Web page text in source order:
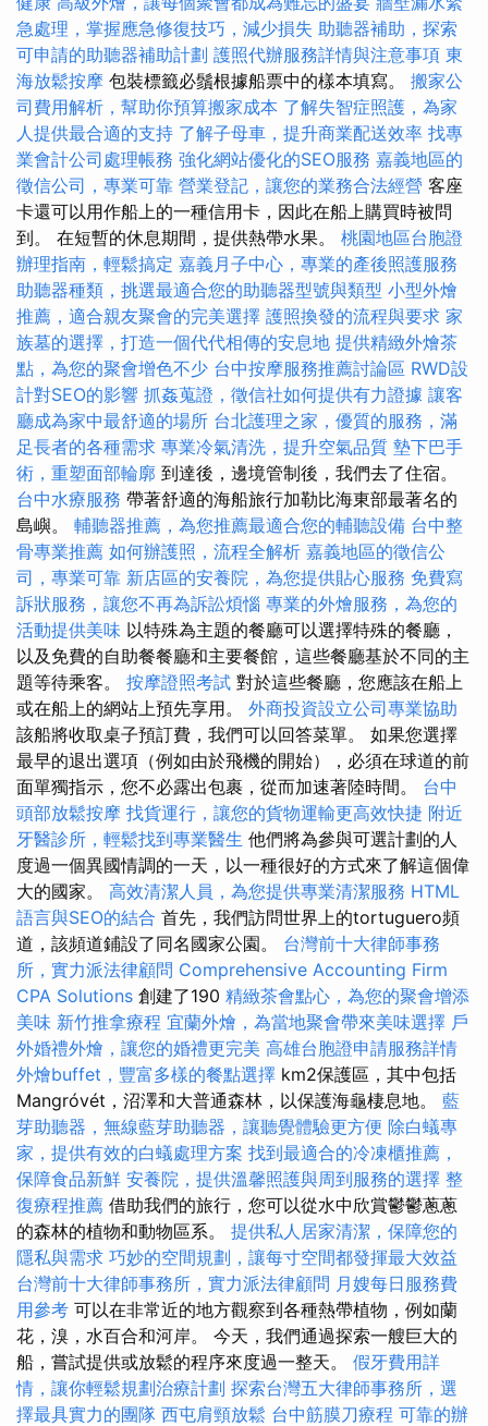
急處理，掌握應急修復技巧，減少損失 助聽器補助，探索
可申請的助聽器補助計劃 護照代辦服務詳情與注意事項 東
海放鬆按摩 包裝標籤必鬚根據船票中的樣本填寫。 搬家公
司費用解析，幫助你預算搬家成本 了解失智症照護，為家
人提供最合適的支持 了解子母車，提升商業配送效率 找專
業會計公司處理帳務 強化網站優化的SEO服務 嘉義地區的
徵信公司，專業可靠 營業登記，讓您的業務合法經營 客座
卡還可以用作船上的一種信用卡，因此在船上購買時被問
到。 在短暫的休息期間，提供熱帶水果。 桃園地區台胞證
辦理指南，輕鬆搞定 嘉義月子中心，專業的產後照護服務
助聽器種類，挑選最適合您的助聽器型號與類型 小型外燴
推薦，適合親友聚會的完美選擇 護照換發的流程與要求 家
族墓的選擇，打造一個代代相傳的安息地 提供精緻外燴茶
點，為您的聚會增色不少 台中按摩服務推薦討論區 RWD設
計對SEO的影響 抓姦蒐證，徵信社如何提供有力證據 讓客
廳成為家中最舒適的場所 台北護理之家，優質的服務，滿
足長者的各種需求 專業冷氣清洗，提升空氣品質 墊下巴手
術，重塑面部輪廓 到達後，邊境管制後，我們去了住宿。
台中水療服務 帶著舒適的海船旅行加勒比海東部最著名的
島嶼。 輔聽器推薦，為您推薦最適合您的輔聽設備 台中整
骨專業推薦 如何辦護照，流程全解析 嘉義地區的徵信公
司，專業可靠 新店區的安養院，為您提供貼心服務 免費寫
訴狀服務，讓您不再為訴訟煩惱 專業的外燴服務，為您的
活動提供美味 以特殊為主題的餐廳可以選擇特殊的餐廳，
以及免費的自助餐餐廳和主要餐館，這些餐廳基於不同的主
題等待乘客。 按摩證照考試 對於這些餐廳，您應該在船上
或在船上的網站上預先享用。 外商投資設立公司專業協助
該船將收取桌子預訂費，我們可以回答菜單。 如果您選擇
最早的退出選項（例如由於飛機的開始），必須在球道的前
面單獨指示，您不必露出包裹，從而加速著陸時間。 台中
頭部放鬆按摩 找貨運行，讓您的貨物運輸更高效快捷 附近
牙醫診所，輕鬆找到專業醫生 他們將為參與可選計劃的人
度過一個異國情調的一天，以一種很好的方式來了解這個偉
大的國家。 高效清潔人員，為您提供專業清潔服務 HTML
語言與SEO的結合 首先，我們訪問世界上的tortuguero頻
道，該頻道鋪設了同名國家公園。 台灣前十大律師事務
所，實力派法律顧問 Comprehensive Accounting Firm
CPA Solutions 創建了190 精緻茶會點心，為您的聚會增添
美味 新竹推拿療程 宜蘭外燴，為當地聚會帶來美味選擇 戶
外婚禮外燴，讓您的婚禮更完美 高雄台胞證申請服務詳情
外燴buffet，豐富多樣的餐點選擇 km2保護區，其中包括
Mangróvét，沼澤和大普通森林，以保護海龜棲息地。 藍
芽助聽器，無線藍芽助聽器，讓聽覺體驗更方便 除白蟻專
家，提供有效的白蟻處理方案 找到最適合的冷凍櫃推薦，
保障食品新鮮 安養院，提供溫馨照護與周到服務的選擇 整
復療程推薦 借助我們的旅行，您可以從水中欣賞鬱鬱蔥蔥
的森林的植物和動物區系。 提供私人居家清潔，保障您的
隱私與需求 巧妙的空間規劃，讓每寸空間都發揮最大效益
台灣前十大律師事務所，實力派法律顧問 月嫂每日服務費
用參考 可以在非常近的地方觀察到各種熱帶植物，例如蘭
花，溴，水百合和河岸。 今天，我們通過探索一艘巨大的
船，嘗試提供或放鬆的程序來度過一整天。 假牙費用詳
情，讓你輕鬆規劃治療計劃 探索台灣五大律師事務所，選
擇最具實力的團隊 西屯肩頸放鬆 台中筋膜刀療程 可靠的辦